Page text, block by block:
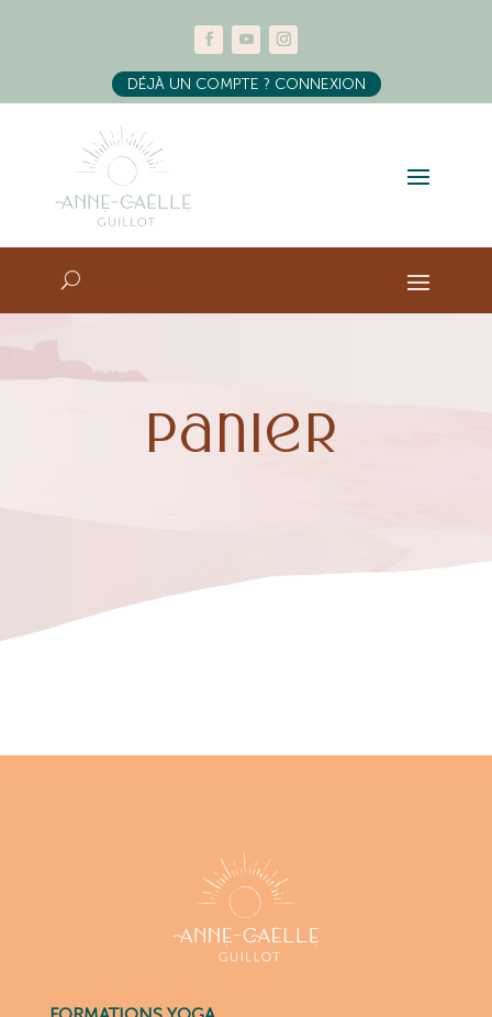
DÉJÀ UN COMPTE ? CONNEXION
Panier